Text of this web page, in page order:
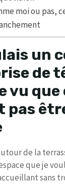
moi ou pas,
un
de
vu que
pas
de la
que je
sans